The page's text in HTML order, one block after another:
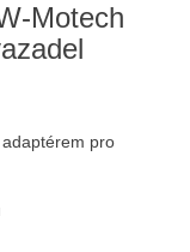
Motech
pro